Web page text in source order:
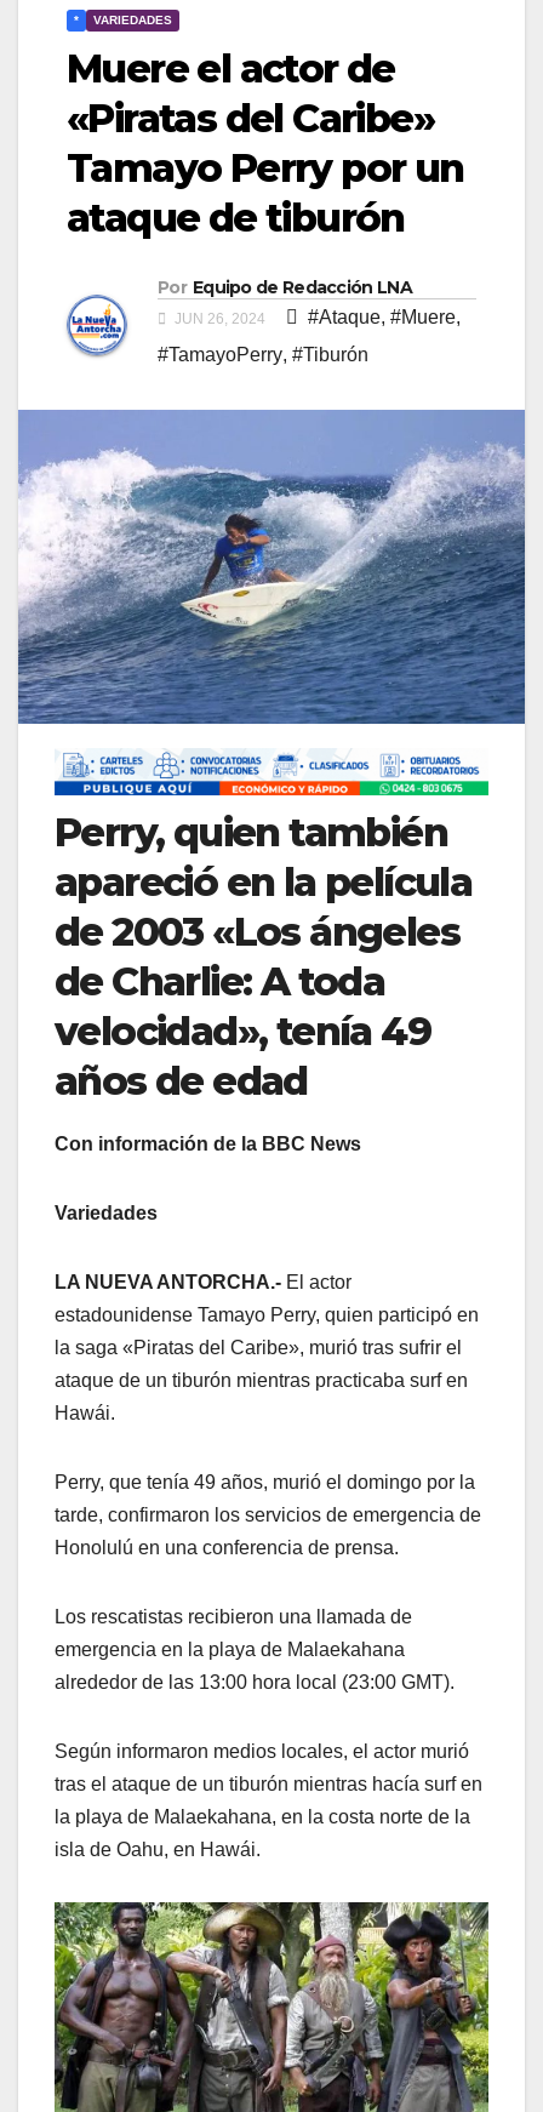
* VARIEDADES
Muere el actor de
«Piratas del Caribe»
Tamayo Perry por un
ataque de tiburón
Por Equipo de Redacción LNA
JUN 26, 2024 #Ataque, #Muere,
#TamayoPerry, #Tiburón
Perry, quien también
apareció en la película
de 2003 «Los ángeles
de Charlie: A toda
velocidad», tenía 49
años de edad
Con información de la BBC News
Variedades
LA NUEVA ANTORCHA.- El actor
estadounidense Tamayo Perry, quien participó en
la saga «Piratas del Caribe», murió tras sufrir el
ataque de un tiburón mientras practicaba surf en
Hawái.
Perry, que tenía 49 años, murió el domingo por la
tarde, confirmaron los servicios de emergencia de
Honolulú en una conferencia de prensa.
Los rescatistas recibieron una llamada de
emergencia en la playa de Malaekahana
alrededor de las 13:00 hora local (23:00 GMT).
Según informaron medios locales, el actor murió
tras el ataque de un tiburón mientras hacía surf en
la playa de Malaekahana, en la costa norte de la
isla de Oahu, en Hawái.